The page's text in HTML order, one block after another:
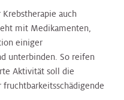
auch
mit Medikamenten,
einiger
unterbinden. So reifen
Aktivität soll die